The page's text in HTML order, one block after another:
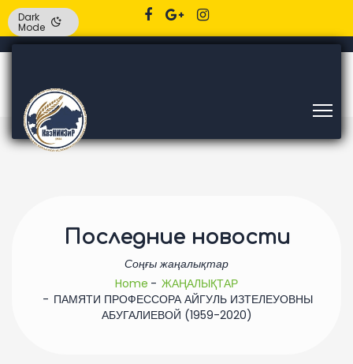
Последние новости
Соңғы жаңалықтар
Home
ЖАҢАЛЫҚТАР
ПАМЯТИ ПРОФЕССОРА АЙГУЛЬ ИЗТЕЛЕУОВНЫ
АБУГАЛИЕВОЙ (1959-2020)
Dark
Mode